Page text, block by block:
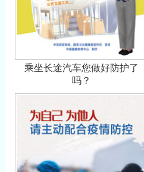
乘坐长途汽车您做好防护了
吗？